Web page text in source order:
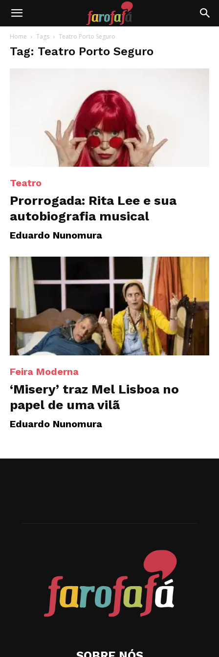
Farofafá
Home Tags Teatro Porto Seguro
Tag: Teatro Porto Seguro
Teatro
Prorrogada: Rita Lee e sua
autobiografia musical
Eduardo Nunomura
Feira Moderna
‘Misery’ traz Mel Lisboa no
papel de uma vilã
Eduardo Nunomura